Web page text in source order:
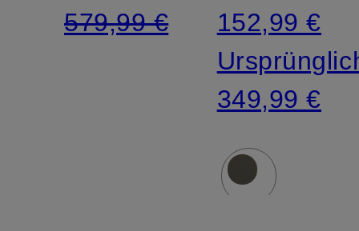
abnehmbarer
579,99 €
152,99 €
349,99 €